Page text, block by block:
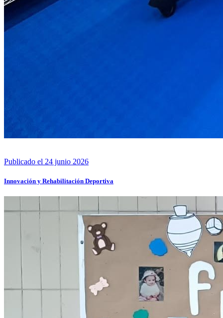
Publicado el 24 junio 2026
Innovación y Rehabilitación Deportiva